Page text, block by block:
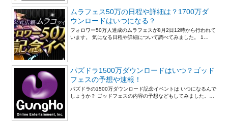
ムラフェス50万の日程や詳細は？1700万ダ
ウンロードはいつになる？
フォロワー50万人達成のムラフェスが8月2日12時から行われて
います。 気になる日程や詳細について調べてみました。 1…
パズドラ1500万ダウンロードはいつ？ゴッド
フェスの予想や速報！
パズドラの1500万ダウンロード記念イベントは いつになるんで
しょうか？ ゴッドフェスの内容の予想などもしてみました。…